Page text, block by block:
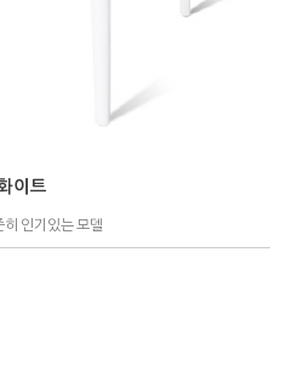
이트
인기있는 모델